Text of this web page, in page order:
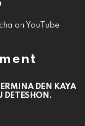
on YouTube
DEN KAYA
DETESHON.